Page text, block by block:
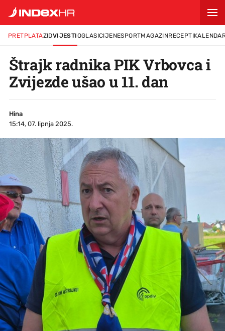
PRETPLATAZIDVIJESTIOGLASICIJENESPORTMAGAZINRECEPTI
Štrajk radnika PIK Vrbovca i
Zvijezde ušao u 11. dan
Hina
15:14, 07. lipnja 2025.